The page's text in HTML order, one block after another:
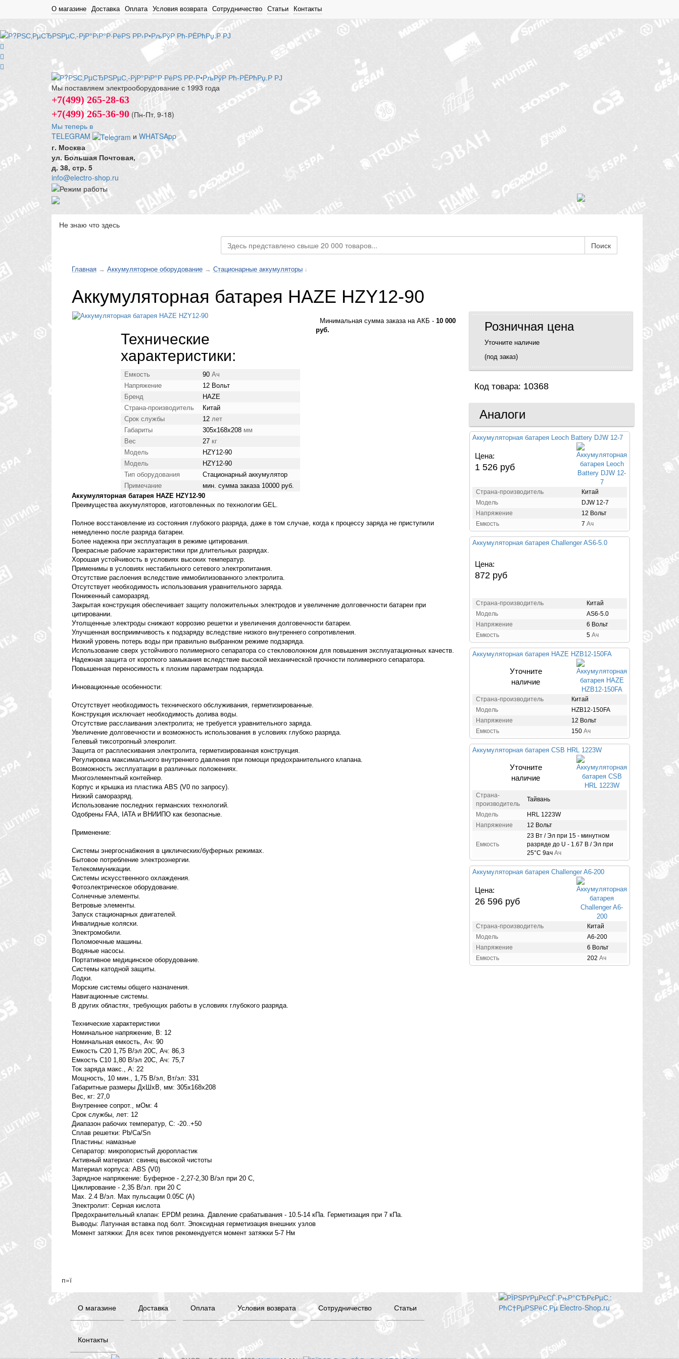
О магазине Доставка Оплата Условия возврата Сотрудничество Статьи Контакты
Мы поставляем электрооборудование с 1993 года
+7(499) 265-28-63
+7(499) 265-36-90 (Пн-Пт‚ 9-18)
Мы теперь в
TELEGRAM
и WHATSApp
г. Москва
ул. Большая Почтовая,
д. 38, стр. 5
info@electro-shop.ru
Не знаю что здесь
Поиск
Главная → Аккумуляторное оборудование → Стационарные аккумуляторы ↓
Аккумуляторная батарея HAZE HZY12-90
Минимальная сумма заказа на АКБ - 10 000
руб.
Технические
характеристики:
Емкость 90 Ач
Напряжение
12 Вольт
Бренд
HAZE
Страна-производитель
Китай
Срок службы
12 лет
Габариты
305x168x208 мм
Вес
27 кг
Модель
HZY12-90
Модель
HZY12-90
Тип оборудования
Стационарный аккумулятор
Примечание
мин. сумма заказа 10000 руб.
Аккумуляторная батарея HAZE HZY12-90
Преимущества аккумуляторов, изготовленных по технологии GEL.
Полное восстановление из состояния глубокого разряда, даже в том случае, когда к процессу заряда не приступили
немедленно после разряда батареи.
Более надежна при эксплуатация в режиме цитирования.
Прекрасные рабочие характеристики при длительных разрядах.
Хорошая устойчивость в условиях высоких температур.
Применимы в условиях нестабильного сетевого электропитания.
Отсутствие раслоения вследствие иммобилизованного электролита.
Отсутствует необходимость использования уравнительного заряда.
Пониженный саморазряд.
Закрытая конструкция обеспечивает защиту положительных электродов и увеличение долговечности батареи при
цитировании.
Утолщенные электроды снижают коррозию решетки и увеличения долговечности батареи.
Улучшенная восприимчивость к подзаряду вследствие низкого внутреннего сопротивления.
Низкий уровень потерь воды при правильно выбранном режиме подзаряда.
Использование сверх устойчивого полимерного сепаратора со стекловолокном для повышения эксплуатационных качеств.
Надежная защита от короткого замыкания вследствие высокой механической прочности полимерного сепаратора.
Повышенная переносимость к плохим параметрам подзаряда.
Инновационные особенности:
Отсутствует необходимость технического обслуживания, герметизированные.
Конструкция исключает необходимость долива воды.
Отсутствие расслаивания электролита; не требуется уравнительного заряда.
Увеличение долговечности и возможность использования в условиях глубоко разряда.
Гелевый тиксотропный элекролит.
Защита от расплескивания электролита, герметизированная конструкция.
Регулировка максимального внутреннего давления при помощи предохранительного клапана.
Возможность эксплуатации в различных положениях.
Многоэлементный контейнер.
Корпус и крышка из пластика ABS (V0 по запросу).
Низкий саморазряд.
Использование последних германских технологий.
Одобрены FAA, IATA и ВНИИПО как безопасные.
Применение:
Системы энергоснабжения в циклических/буферных режимах.
Бытовое потребление электроэнергии.
Телекоммуникации.
Системы искусственного охлаждения.
Фотоэлектрическое оборудование.
Солнечные элементы.
Ветровые элементы.
Запуск стационарных двигателей.
Инвалидные коляски.
Электромобили.
Поломоечные машины.
Водяные насосы.
Портативное медицинское оборудование.
Системы катодной защиты.
Лодки.
Морские системы общего назначения.
Навигационные системы.
В других областях, требующих работы в условиях глубокого разряда.
Технические характеристики
Номинальное напряжение, В: 12
Номинальная емкость, Ач: 90
Емкость С20 1,75 В/эл 20С, Ач: 86,3
Емкость С10 1,80 В/эл 20С, Ач: 75,7
Ток заряда макс., А: 22
Мощность, 10 мин., 1,75 В/эл, Вт/эл: 331
Габаритные размеры ДхШхВ, мм: 305х168х208
Вес, кг: 27,0
Внутреннее сопрот., мОм: 4
Срок службы, лет: 12
Диапазон рабочих температур, С: -20..+50
Сплав решетки: Pb/Ca/Sn
Пластины: намазные
Сепаратор: микропористый дюропластик
Активный материал: свинец высокой чистоты
Материал корпуса: ABS (V0)
Зарядное напряжение: Буферное - 2,27-2,30 В/эл при 20 C,
Циклирование - 2,35 В/эл. при 20 C
Max. 2.4 В/эл. Max пульсации 0.05C (A)
Электролит: Серная кислота
Предохранительный клапан: EPDM резина. Давление срабатывания - 10.5-14 кПa. Герметизация при 7 кПa.
Выводы: Латунная вставка под болт. Эпоксидная герметизация внешних узлов
Момент затяжки: Для всех типов рекомендуется момент затяжки 5-7 Нм
Розничная цена
Уточните наличие
(под заказ)
Код товара: 10368
Аналоги
Аккумуляторная батарея Leoch Battery DJW 12-7
Цена:
1 526 руб
Страна-производитель
Китай
Модель
DJW 12-7
Напряжение
12 Вольт
Емкость
7 Ач
Аккумуляторная батарея Challenger AS6-5.0
Цена:
872 руб
Страна-производитель
Китай
Модель
AS6-5.0
Напряжение
6 Вольт
Емкость
5 Ач
Аккумуляторная батарея HAZE HZB12-150FA
Уточните
наличие
Страна-производитель
Китай
Модель
HZB12-150FA
Напряжение
12 Вольт
Емкость
150 Ач
Аккумуляторная батарея CSB HRL 1223W
Уточните
наличие
Страна-
производитель
Тайвань
Модель
HRL 1223W
Напряжение
12 Вольт
Емкость
23 Вт / Эл при 15 - минутном
разряде до U - 1.67 В / Эл при
25°С 9ач Ач
Аккумуляторная батарея Challenger A6-200
Цена:
26 596 руб
Страна-производитель
Китай
Модель
A6-200
Напряжение
6 Вольт
Емкость
202 Ач
п»ї
О магазине Доставка Оплата Условия возврата Сотрудничество Статьи
Контакты